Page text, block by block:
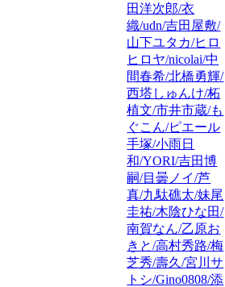
田洋次郎/衣
織/udn/吉田屋敷/
山下ユタカ/ヒロ
ヒロヤ/nicolai/中
間春希/北橋勇輝/
西塔しゅんけ/柘
植文/市井市蔵/も
ぐこん/ピエール
手塚/小雨日
和/YORI/吉田博
嗣/目曇ノイ/芦
真/九駄礁太/妹尾
圭祐/木陰ひな田/
南賀なん/乙原お
きと/高村秀路/梅
芝秀/壽久/宮川サ
トシ/Gino0808/添